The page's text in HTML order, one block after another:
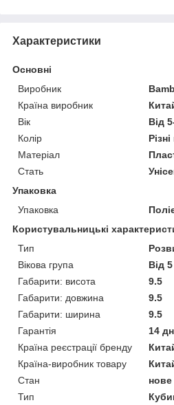
Характеристики
Основні
Виробник
Країна виробник
Вік
Від
Колір
Матеріал
Стать
Упаковка
Упаковка
Користувальницькі
Тип
Вікова група
Від
Габарити: висота
9.5
Габарити: довжина
9.5
Габарити: ширина
9.5
Гарантія
14
Країна реєстрації бренду
Країна-виробник товару
Стан
нове
Тип